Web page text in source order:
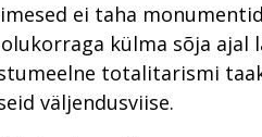
ei taha
külma sõja ajal
totalitarismi
väljendusviise.